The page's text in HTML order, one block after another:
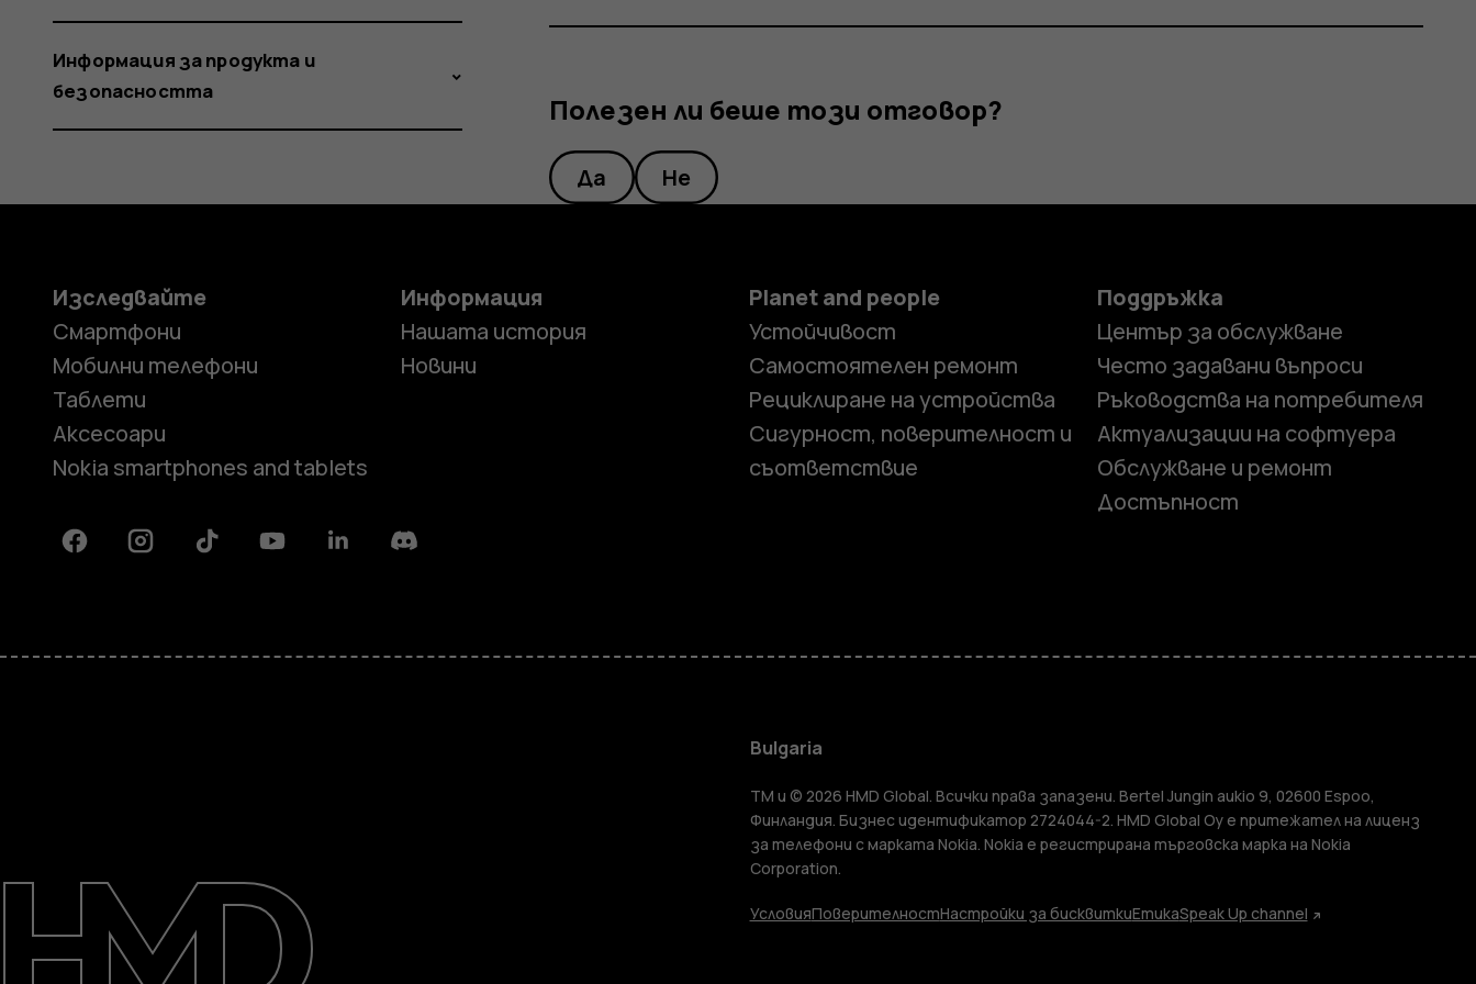
Мобилни телефони
Аксесоари
Таблети
Поддръжка
Bulgaria
Полезен ли беше този отговор?
Да Не
Информация за продукта и
безопасността
Изследвайте
Смартфони
Мобилни телефони
Таблети
Аксесоари
Nokia smartphones and tablets
Информация
Нашата история
Новини
Planet and people
Устойчивост
Самостоятелен ремонт
Рециклиране на устройства
Сигурност, поверителност и
съответствие
Поддръжка
Център за обслужване
Често задавани въпроси
Ръководства на потребителя
Актуализации на софтуера
Обслужване и ремонт
Достъпност
FacebookInstagramTiktok YoutubeLinkedinDiscord
Bulgaria
TM и © 2026 HMD Global. Всички права запазени. Bertel Jungin aukio 9, 02600 Espoo,
Финландия. Бизнес идентификатор 2724044-2. HMD Global Oy е притежател на лиценз
за телефони с марката Nokia. Nokia е регистрирана търговска марка на Nokia
Corporation.
УсловияПоверителностНастройки за бисквиткиЕтикаSpeak Up channel